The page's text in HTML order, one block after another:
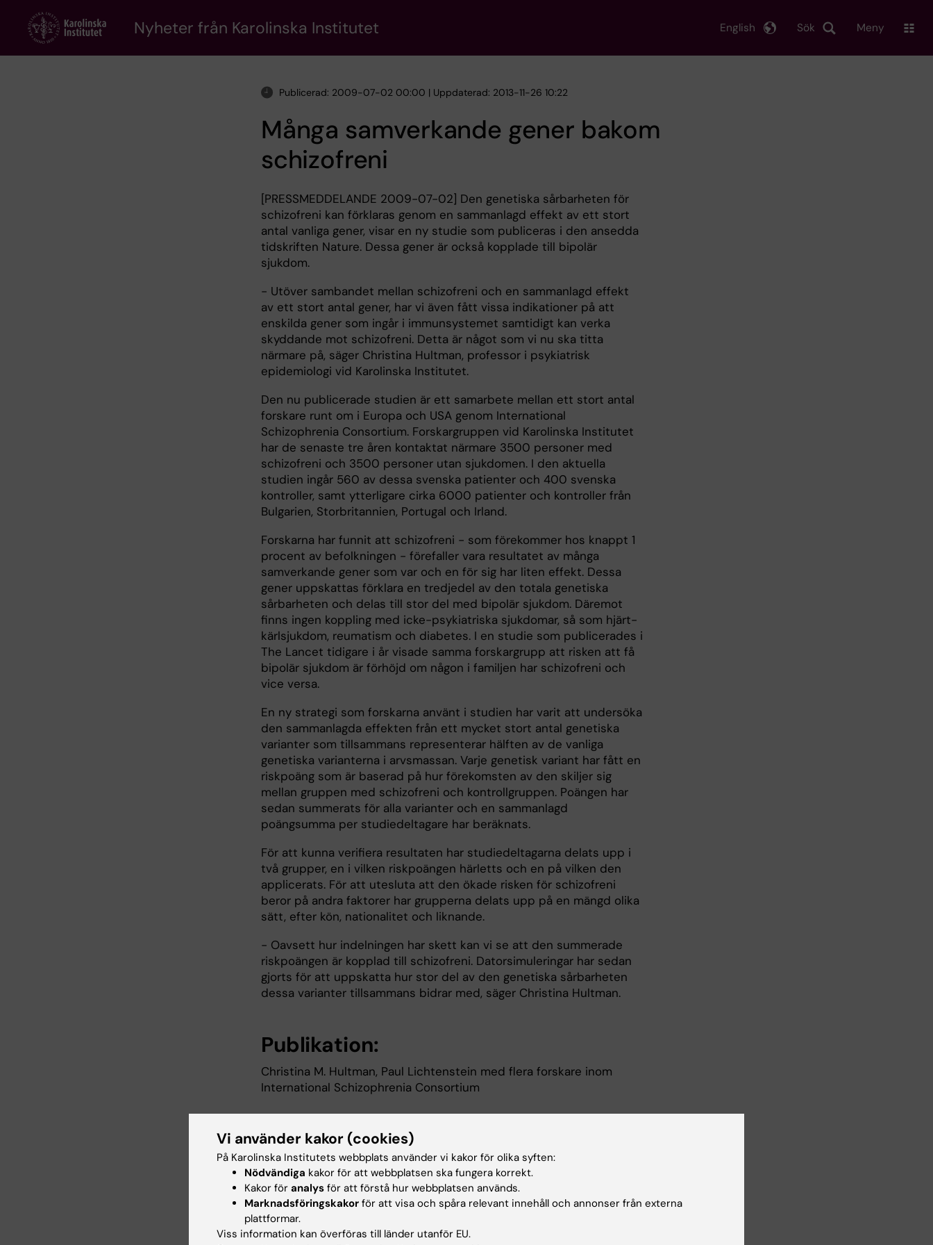
content
Nyheter från Karolinska Institutet Sök
English Meny
Publicerad: 2009-07-02 00:00 | Uppdaterad: 2013-11-26 10:22
Många samverkande gener bakom
schizofreni
[PRESSMEDDELANDE 2009-07-02] Den genetiska sårbarheten för
schizofreni kan förklaras genom en sammanlagd effekt av ett stort
antal vanliga gener, visar en ny studie som publiceras i den ansedda
tidskriften Nature. Dessa gener är också kopplade till bipolär
sjukdom.
- Utöver sambandet mellan schizofreni och en sammanlagd effekt
av ett stort antal gener, har vi även fått vissa indikationer på att
enskilda gener som ingår i immunsystemet samtidigt kan verka
skyddande mot schizofreni. Detta är något som vi nu ska titta
närmare på, säger Christina Hultman, professor i psykiatrisk
epidemiologi vid Karolinska Institutet.
Den nu publicerade studien är ett samarbete mellan ett stort antal
forskare runt om i Europa och USA genom International
Schizophrenia Consortium. Forskargruppen vid Karolinska Institutet
har de senaste tre åren kontaktat närmare 3500 personer med
schizofreni och 3500 personer utan sjukdomen. I den aktuella
studien ingår 560 av dessa svenska patienter och 400 svenska
kontroller, samt ytterligare cirka 6000 patienter och kontroller från
Bulgarien, Storbritannien, Portugal och Irland.
Forskarna har funnit att schizofreni - som förekommer hos knappt 1
procent av befolkningen - förefaller vara resultatet av många
samverkande gener som var och en för sig har liten effekt. Dessa
gener uppskattas förklara en tredjedel av den totala genetiska
sårbarheten och delas till stor del med bipolär sjukdom. Däremot
finns ingen koppling med icke-psykiatriska sjukdomar, så som hjärt-
kärlsjukdom, reumatism och diabetes. I en studie som publicerades i
The Lancet tidigare i år visade samma forskargrupp att risken att få
bipolär sjukdom är förhöjd om någon i familjen har schizofreni och
vice versa.
En ny strategi som forskarna använt i studien har varit att undersöka
den sammanlagda effekten från ett mycket stort antal genetiska
varianter som tillsammans representerar hälften av de vanliga
genetiska varianterna i arvsmassan. Varje genetisk variant har fått en
riskpoäng som är baserad på hur förekomsten av den skiljer sig
mellan gruppen med schizofreni och kontrollgruppen. Poängen har
sedan summerats för alla varianter och en sammanlagd
poängsumma per studiedeltagare har beräknats.
För att kunna verifiera resultaten har studiedeltagarna delats upp i
två grupper, en i vilken riskpoängen härletts och en på vilken den
applicerats. För att utesluta att den ökade risken för schizofreni
beror på andra faktorer har grupperna delats upp på en mängd olika
sätt, efter kön, nationalitet och liknande.
- Oavsett hur indelningen har skett kan vi se att den summerade
riskpoängen är kopplad till schizofreni. Datorsimuleringar har sedan
gjorts för att uppskatta hur stor del av den genetiska sårbarheten
dessa varianter tillsammans bidrar med, säger Christina Hultman.
Publikation:
Christina M. Hultman, Paul Lichtenstein med flera forskare inom
International Schizophrenia Consortium
schizophrenia that overlaps with bipolar disorder"
Nature, online publication 1 juli 2009, DOI: 10.1038/nature08185.
Hämta pressbild
Vi använder kakor (cookies)
På Karolinska Institutets webbplats använder vi kakor för olika syften:
Nödvändiga kakor för att webbplatsen ska fungera korrekt.
Kakor för analys för att förstå hur webbplatsen används.
Marknadsföringskakor för att visa och spåra relevant innehåll och annonser från externa
plattformar.
Viss information kan överföras till länder utanför EU.